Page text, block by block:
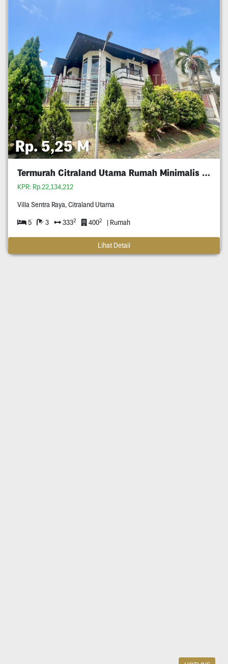
Rp. 5,25 M
Termurah Citraland Utama Rumah Minimalis 5M An
KPR: Rp.22,134,212
Villa Sentra Raya, Citraland Utama
5 3 3332 4002 | Rumah
Lihat Detail